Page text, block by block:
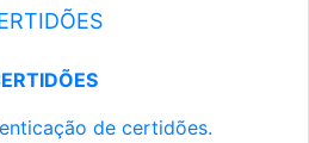
de certidões.